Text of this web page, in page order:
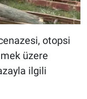
cenazesi, otopsi
üzere
ilgili